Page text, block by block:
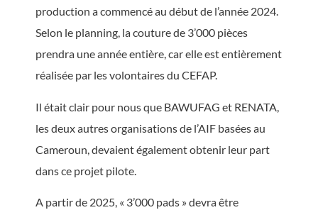
production a commencé au début de l’année 2024.
Selon le planning, la couture de 3’000 pièces
prendra une année entière, car elle est entièrement
réalisée par les volontaires du CEFAP.
Il était clair pour nous que BAWUFAG et RENATA,
les deux autres organisations de l’AIF basées au
Cameroun, devaient également obtenir leur part
dans ce projet pilote.
A partir de 2025, « 3’000 pads » devra être